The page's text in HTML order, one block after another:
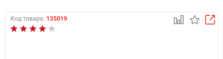
Код товара: 135019